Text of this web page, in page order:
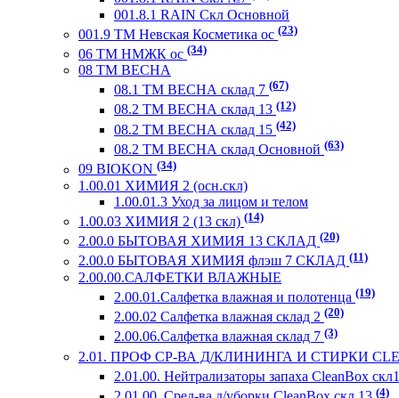
001.8.1 RAIN Скл Основной
001.9 ТМ Невская Косметика ос (23)
06 ТМ НМЖК ос (34)
08 ТМ ВЕСНА
08.1 ТМ ВЕСНА склад 7 (67)
08.2 ТМ ВЕСНА склад 13 (12)
08.2 ТМ ВЕСНА склад 15 (42)
08.2 ТМ ВЕСНА склад Основной (63)
09 BIOKON (34)
1.00.01 ХИМИЯ 2 (осн.скл)
1.00.01.3 Уход за лицом и телом
1.00.03 ХИМИЯ 2 (13 скл) (14)
2.00.0 БЫТОВАЯ ХИМИЯ 13 СКЛАД (20)
2.00.0 БЫТОВАЯ ХИМИЯ флэш 7 СКЛАД (11)
2.00.00.САЛФЕТКИ ВЛАЖНЫЕ
2.00.01.Салфетка влажная и полотенца (19)
2.00.02 Салфетка влажная склад 2 (20)
2.00.06.Салфетка влажная склад 7 (3)
2.01. ПРОФ СР-ВА Д/КЛИНИНГА И СТИРКИ
2.01.00. Нейтрализаторы запаха CleanBox
(4)